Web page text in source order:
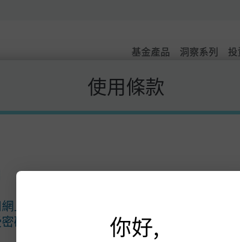
使用條款
上賬戶
碼保障的部分
基金產品 洞察系列
你好,